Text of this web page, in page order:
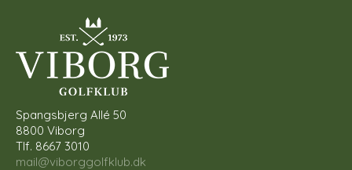
Spangsbjerg Allé 50
8800 Viborg
Tlf. 8667 3010
mail@viborggolfklub.dk